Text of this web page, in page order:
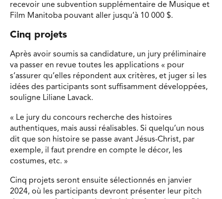
recevoir une subvention supplémentaire de Musique et
Film Manitoba pouvant aller jusqu’à 10 000 $.
Cinq projets
Après avoir soumis sa candidature, un jury préliminaire
va passer en revue toutes les applications « pour
s’assurer qu’elles répondent aux critères, et juger si les
idées des participants sont suffisamment développées,
souligne Liliane Lavack.
« Le jury du concours recherche des histoires
authentiques, mais aussi réalisables. Si quelqu’un nous
dit que son histoire se passe avant Jésus-Christ, par
exemple, il faut prendre en compte le décor, les
costumes, etc. »
Cinq projets seront ensuite sélectionnés en janvier
2024, où les participants devront présenter leur pitch